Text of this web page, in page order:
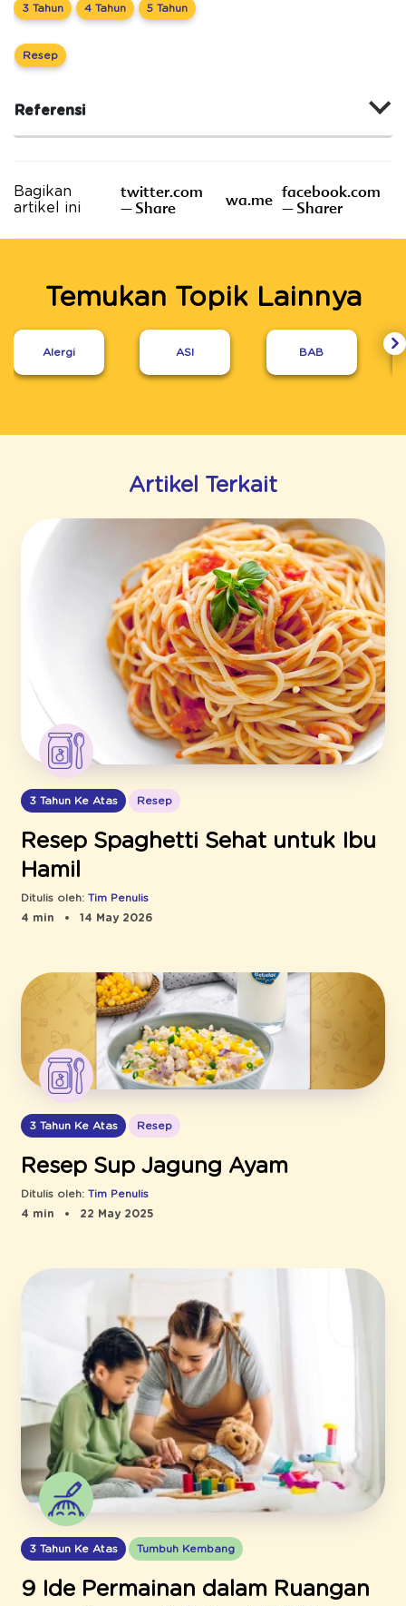
3 Tahun 4 Tahun 5 Tahun
Resep
Referensi
Bagikan
artikel ini
twitter.com
– Share
wa.me facebook.com
– Sharer
Temukan Topik Lainnya
Alergi ASI BAB
Artikel Terkait
3 Tahun Ke Atas Resep
Resep Spaghetti Sehat untuk Ibu
Hamil
Ditulis oleh: Tim Penulis
4 min
14 May 2026
3 Tahun Ke Atas Resep
Resep Sup Jagung Ayam
Ditulis oleh: Tim Penulis
4 min
22 May 2025
3 Tahun Ke Atas Tumbuh Kembang
9 Ide Permainan dalam Ruangan